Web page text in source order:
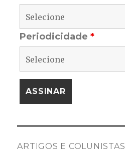
Periodicidade*
ARTIGOS E COLUNISTAS